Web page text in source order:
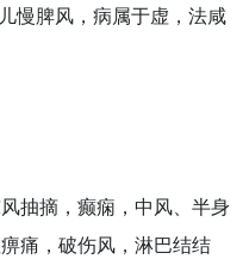
脾风，病属于虚，法咸
抽摘，癫痫，中风、半身
痛，破伤风，淋巴结结